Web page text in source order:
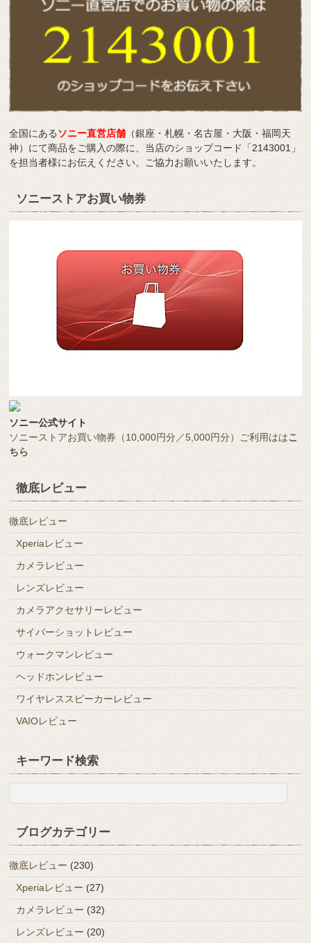
全国にあるソニー直営店舗 （銀座・札幌・名古屋・大阪・福岡天
神）にて商品をご購入の際に、当店のショップコード「2143001」
を担当者様にお伝えください。ご協力お願いいたします。
ソニーストアお買い物券
ソニー公式サイト
ソニーストアお買い物券（10,000円分／5,000円分）ご利用ははこ
ちら
徹底レビュー
徹底レビュー
Xperiaレビュー
カメラレビュー
レンズレビュー
カメラアクセサリーレビュー
サイバーショットレビュー
ウォークマンレビュー
ヘッドホンレビュー
ワイヤレススピーカーレビュー
VAIOレビュー
キーワード検索
ブログカテゴリー
徹底レビュー (230)
Xperiaレビュー (27)
カメラレビュー (32)
レンズレビュー (20)